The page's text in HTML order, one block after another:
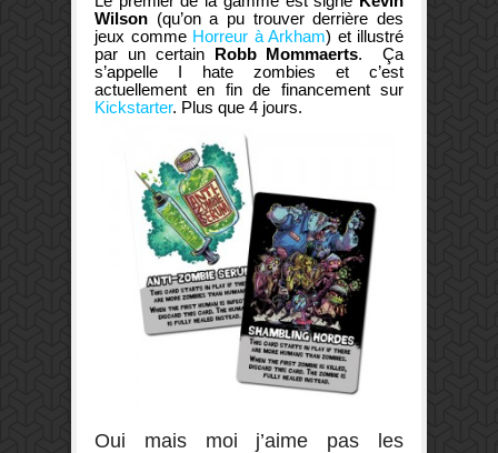
Wilson (qu’on a pu trouver derrière des
jeux comme Horreur à Arkham) et illustré
par un certain Robb Mommaerts. Ça
s’appelle I hate zombies et c’est
actuellement en fin de financement sur
Kickstarter. Plus que 4 jours.
Oui mais moi j’aime pas les